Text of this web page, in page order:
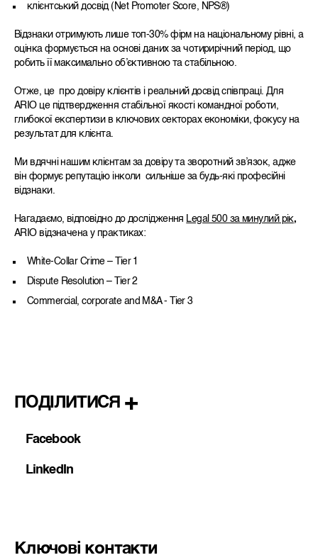
клієнтський досвід (Net Promoter Score, NPS®)
Відзнаки отримують лише топ-30% фірм на національному рівні, а
оцінка формується на основі даних за чотирирічний період, що
робить її максимально об’єктивною та стабільною.
Отже, це про довіру клієнтів і реальний досвід співпраці. Для
ARIO це підтвердження стабільної якості командної роботи,
глибокої експертизи в ключових секторах економіки, фокусу на
результат для клієнта.
Ми вдячні нашим клієнтам за довіру та зворотний зв’язок, адже
він формує репутацію інколи сильніше за будь-які професійні
відзнаки.
Нагадаємо, відповідно до дослідження Legal 500 за минулий рік,
ARIO відзначена у практиках:
White-Collar Crime – Tier 1
Dispute Resolution – Tier 2
Commercial, corporate and M&A - Tier 3
ПОДІЛИТИСЯ
Facebook
LinkedIn
Ключові контакти